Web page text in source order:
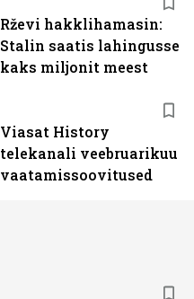
Rževi hakklihamasin:
Stalin saatis lahingusse
kaks miljonit meest
Viasat History
telekanali veebruarikuu
vaatamissoovitused